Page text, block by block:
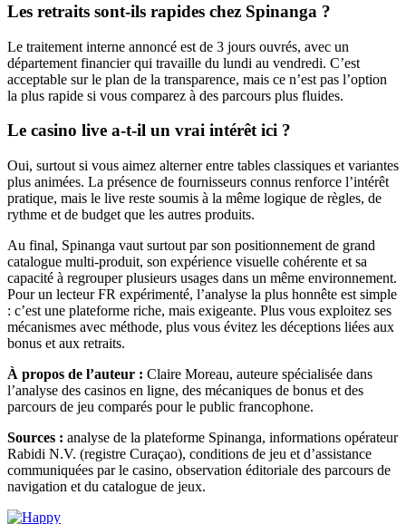
Les retraits sont-ils rapides chez Spinanga ?
Le traitement interne annoncé est de 3 jours ouvrés, avec un
département financier qui travaille du lundi au vendredi. C’est
acceptable sur le plan de la transparence, mais ce n’est pas l’option
la plus rapide si vous comparez à des parcours plus fluides.
Le casino live a-t-il un vrai intérêt ici ?
Oui, surtout si vous aimez alterner entre tables classiques et variantes
plus animées. La présence de fournisseurs connus renforce l’intérêt
pratique, mais le live reste soumis à la même logique de règles, de
rythme et de budget que les autres produits.
Au final, Spinanga vaut surtout par son positionnement de grand
catalogue multi-produit, son expérience visuelle cohérente et sa
capacité à regrouper plusieurs usages dans un même environnement.
Pour un lecteur FR expérimenté, l’analyse la plus honnête est simple
: c’est une plateforme riche, mais exigeante. Plus vous exploitez ses
mécanismes avec méthode, plus vous évitez les déceptions liées aux
bonus et aux retraits.
À propos de l’auteur : Claire Moreau, auteure spécialisée dans
l’analyse des casinos en ligne, des mécaniques de bonus et des
parcours de jeu comparés pour le public francophone.
Sources : analyse de la plateforme Spinanga, informations opérateur
Rabidi N.V. (registre Curaçao), conditions de jeu et d’assistance
communiquées par le casino, observation éditoriale des parcours de
navigation et du catalogue de jeux.